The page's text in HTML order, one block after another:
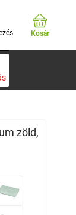
Kosár
zöld,